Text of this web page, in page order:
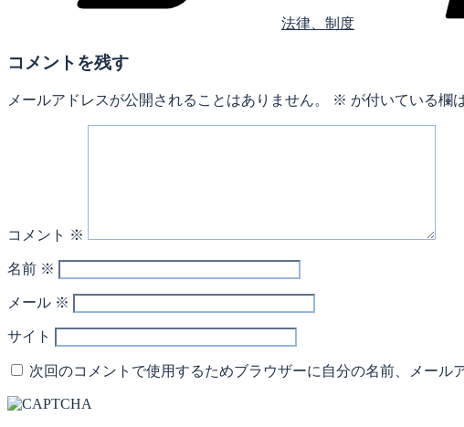
法律、制度
コメントを残す
メールアドレスが公開されることはありません。 ※ が付いている欄
コメント ※
名前 ※
メール ※
サイト
次回のコメントで使用するためブラウザーに自分の名前、メール